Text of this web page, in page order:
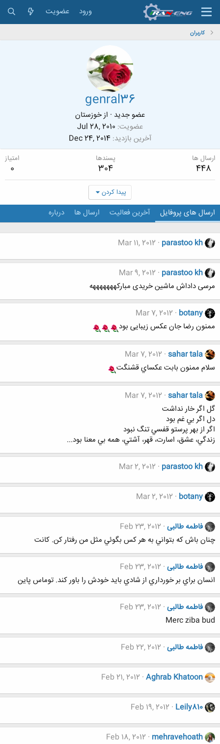
ورود عضویت
کاربران
genral36
عضو جدید · ازخوزستان
عضویت Jul 28, 2010
آخرین بازدید Dec 24, 2014
ارسال ها
448
پسندها
304
امتیاز
0
پیدا کردن
ارسال های پروفایل آخرین فعالیت ارسال ها درباره
parastoo kh
Mar 11, 2012
parastoo kh
Mar 9, 2012
مرسی داداش ماشین خریدی مبارکهههههههه
botany
Mar 7, 2012
ممنون رضا جان عکس زیبایی بود
sahar tala
Mar 7, 2012
سلام ممنون بابت عكساي قشنگت
sahar tala
Mar 7, 2012
گل اگر خار نداشت
دل اگر بي غم بود
اگر از بهر پرستو قفسي تنگ نبود
زندگي، عشق، اسارت، قهر، آشتي، همه بي معنا بود...
parastoo kh
Mar 2, 2012
botany
Mar 2, 2012
فاطمه طالبی Feb 23, 2012
ﭼﻨﺎﻥ ﺑﺎﺵ ﻛﻪ ﺑﺘﻮﺍﻧﻲ ﺑﻪ ﻫﺮ ﻛﺲ ﺑﮕﻮﺋﻲ ﻣﺜﻞ ﻣﻦ ﺭﻓﺘﺎﺭ ﻛﻦ. ﻛﺎﻧﺖ
فاطمه طالبی Feb 23, 2012
ﺍﻧﺴﺎﻥ ﺑﺮﺍﻱ ﺑﺮ ﺧﻮﺭﺩﺍﺭﻱ ﺍﺯ ﺷﺎﺩﻱ ﺑﺎﻳﺪ ﺧﻮﺩﺵ ﺭﺍ ﺑﺎﻭﺭ ﮐﻨﺪ. ﺗﻮﻣﺎﺱ ﭘﺎﻳﻦ
فاطمه طالبی Feb 23, 2012
Merc ziba bud
فاطمه طالبی Feb 22, 2012
Aghrab Khatoon
Feb 21, 2012
Leily810
Feb 19, 2012
mehravehoath
Feb 18, 2012